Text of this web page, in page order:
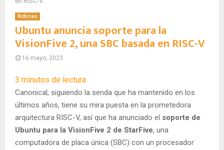
Noticias
Ubuntu anuncia soporte para la
VisionFive 2, una SBC basada en RISC-V
16 mayo, 2023
3 minutos de lectura
Canonical, siguiendo la senda que ha mantenido en los
últimos años, tiene su mira puesta en la prometedora
arquitectura RISC-V, así que ha anunciado el soporte de
Ubuntu para la VisionFive 2 de StarFive, una
computadora de placa única (SBC) con un procesador